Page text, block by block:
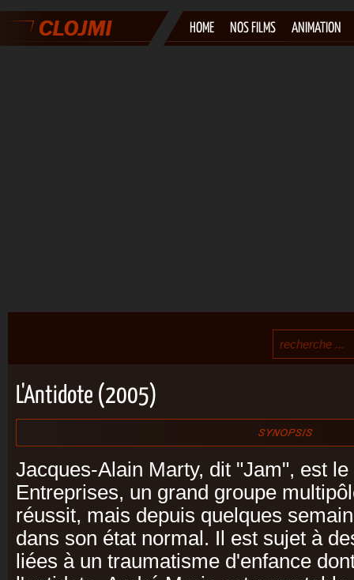
HOME NOS FILMS ANIMATION
L'Antidote (2005)
Jacques-Alain Marty, dit "Jam", est
Entreprises, un grand groupe
réussit, mais depuis quelques
dans son état normal. Il est sujet à
liées à un traumatisme d'enfance